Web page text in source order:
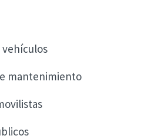
vehículos
mantenimiento